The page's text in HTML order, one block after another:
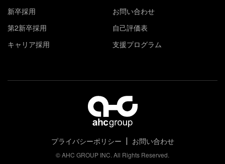
新卒採用
第2新卒採用
キャリア採用
お問い合わせ
自己評価表
支援プログラム
プライバシーポリシー お問い合わせ
© AHC GROUP INC. All Rights Reserved.